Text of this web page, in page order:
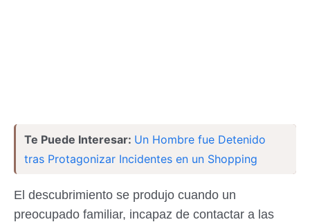
Te Puede Interesar: Un Hombre fue Detenido
tras Protagonizar Incidentes en un Shopping
El descubrimiento se produjo cuando un
preocupado familiar, incapaz de contactar a las